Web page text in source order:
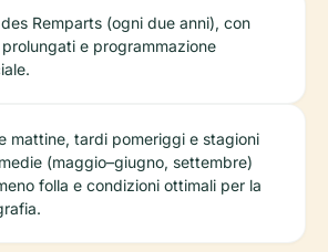
Remparts (ogni due anni), con
e programmazione
mattine, tardi pomeriggi e stagioni
(maggio–giugno, settembre)
folla e condizioni ottimali per la